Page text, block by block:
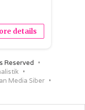
details
Reserved
Media Siber